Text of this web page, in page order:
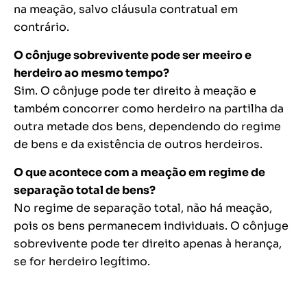
na meação, salvo cláusula contratual em
contrário.
O cônjuge sobrevivente pode ser meeiro e
herdeiro ao mesmo tempo?
Sim. O cônjuge pode ter direito à meação e
também concorrer como herdeiro na partilha da
outra metade dos bens, dependendo do regime
de bens e da existência de outros herdeiros.
O que acontece com a meação em regime de
separação total de bens?
No regime de separação total, não há meação,
pois os bens permanecem individuais. O cônjuge
sobrevivente pode ter direito apenas à herança,
se for herdeiro legítimo.